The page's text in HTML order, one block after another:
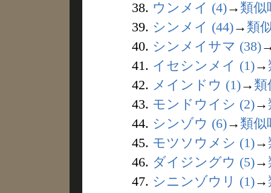
38. ウンメイ (4)→ 類似
39. シンメイ (44)→ 類
40. シンメイサマ (38)
41. イセシンメイ (1)→
42. メインドウ (1)→ 類
43. モンドウイシ (2)→
44. シンゾウ (6)→ 類似
45. モツソウメシ (1)→
46. ダイジングウ (5)→
47. シニンゾウリ (1)→